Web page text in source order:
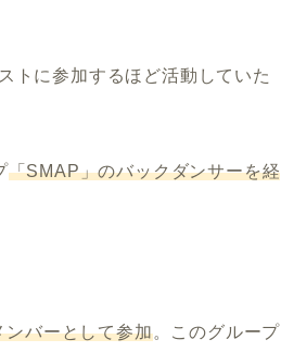
トに参加するほど活動していた
「SMAP」のバックダンサーを経
バーとして参加。このグループ